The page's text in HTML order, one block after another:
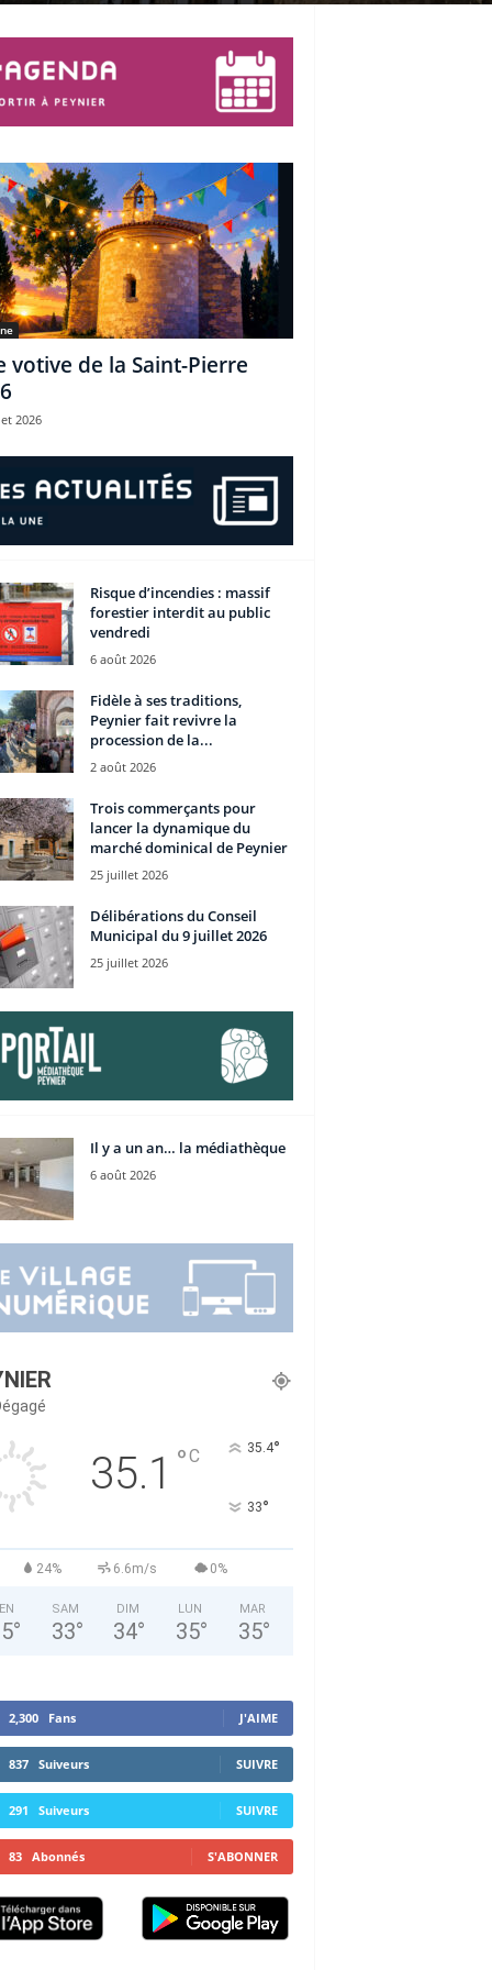
votive de la Saint-Pierre
2026
Risque d’incendies : massif
forestier interdit au public
vendredi
6 août 2026
Fidèle à ses traditions,
Peynier fait revivre la
procession de la...
2 août 2026
Trois commerçants pour
lancer la dynamique du
marché dominical de Peynier
25 juillet 2026
Délibérations du Conseil
Municipal du 9 juillet 2026
25 juillet 2026
Il y a un an… la médiathèque
6 août 2026
35.1 °C 35.4°
33°
24% 6.6m/s 0%
°
SAM
33°
DIM
34°
LUN
35°
MAR
35°
2,300 Fans J'AIME
837 Suiveurs SUIVRE
291 Suiveurs SUIVRE
83 Abonnés S'ABONNER